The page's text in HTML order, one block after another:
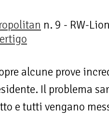
n. 9 - RW-
alcune prove
Il problema
e tutti vengano